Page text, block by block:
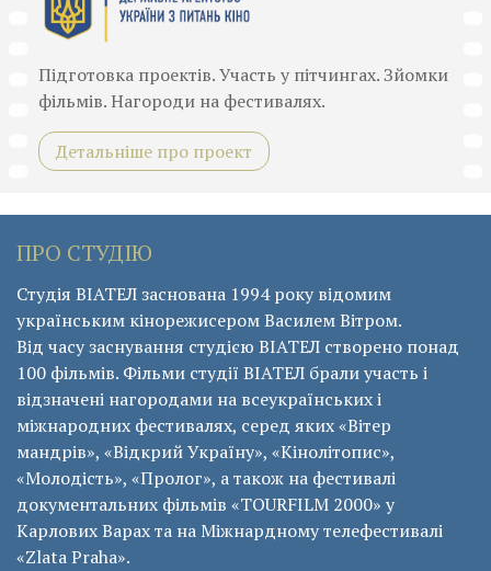
Підготовка проектів. Участь у пітчингах. Зйомки
фільмів. Нагороди на фестивалях.
Детальніше про проект
ПРО СТУДІЮ
Студія ВІАТЕЛ заснована 1994 року відомим
українським кінорежисером Василем Вітром.
Від часу заснування студією ВІАТЕЛ створено понад
100 фільмів. Фільми студії ВІАТЕЛ брали участь і
відзначені нагородами на всеукраїнських і
міжнародних фестивалях, серед яких «Вітер
мандрів», «Відкрий Україну», «Кінолітопис»,
«Молодість», «Пролог», а також на фестивалі
документальних фільмів «ТОURFILM 2000» у
Карлових Варах та на Міжнардному телефестивалі
«Zlata Praha».